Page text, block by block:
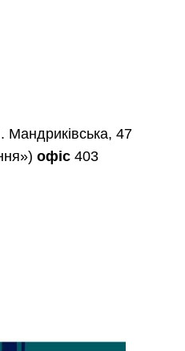
Мандриківська, 47
офіс 403